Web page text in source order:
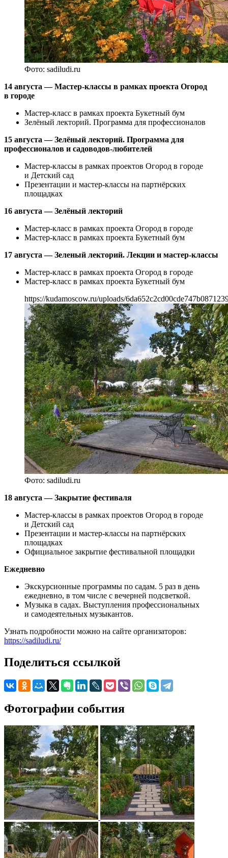
Фото: sadiludi.ru
14 августа — Мастер-классы в рамках проекта Огород
в городе
Мастер-класс в рамках проекта Букетный бум
Зелёный лекторий. Программа для профессионалов
15 августа — Зелёный лекторий. Программа для
профессионалов и садоводов-любителей
Мастер-классы в рамках проектов Огород в городе
и Детский сад
Презентации и мастер-классы на партнёрских
площадках
16 августа — Зелёный лекторий
Мастер-класс в рамках проекта Огород в городе
Мастер-класс в рамках проекта Букетный бум
17 августа — Зеленый лекторий. Лекции и мастер-классы
Мастер-класс в рамках проекта Огород в городе
Мастер-класс в рамках проекта Букетный бум
https://kudamoscow.ru/uploads/
Фото: sadiludi.ru
18 августа — Закрытие фестиваля
Мастер-классы в рамках проектов Огород в городе
и Детский сад
Презентации и мастер-классы на партнёрских
площадках
Официальное закрытие фестивальной площадки
Ежедневно
Экскурсионные программы по садам. 5 раз в день
ежедневно, в том числе с вечерней подсветкой.
Музыка в садах. Выступления профессиональных
и самодеятельных музыкантов.
Узнать подробности можно на сайте организаторов:
https://sadiludi.ru/
Поделиться ссылкой
Фотографии события